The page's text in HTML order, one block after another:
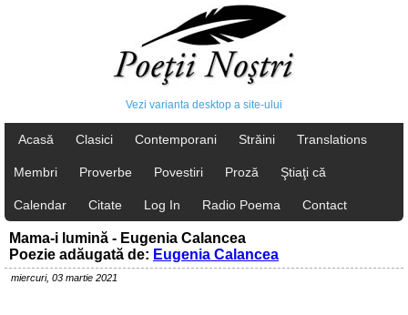
Vezi varianta desktop a site-ului
Acasă Clasici Contemporani Străini Translations
Membri Proverbe Povestiri Proză Ştiaţi că
Calendar Citate Log In Radio Poema Contact
Mama-i lumină - Eugenia Calancea
Poezie adăugată de: Eugenia Calancea
miercuri, 03 martie 2021